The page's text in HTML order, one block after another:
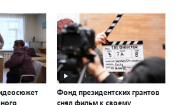
Фонд президентских грантов
снял фильм к своему